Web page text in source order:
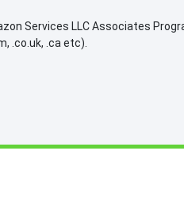
Services LLC Associates
.co.uk, .ca etc).